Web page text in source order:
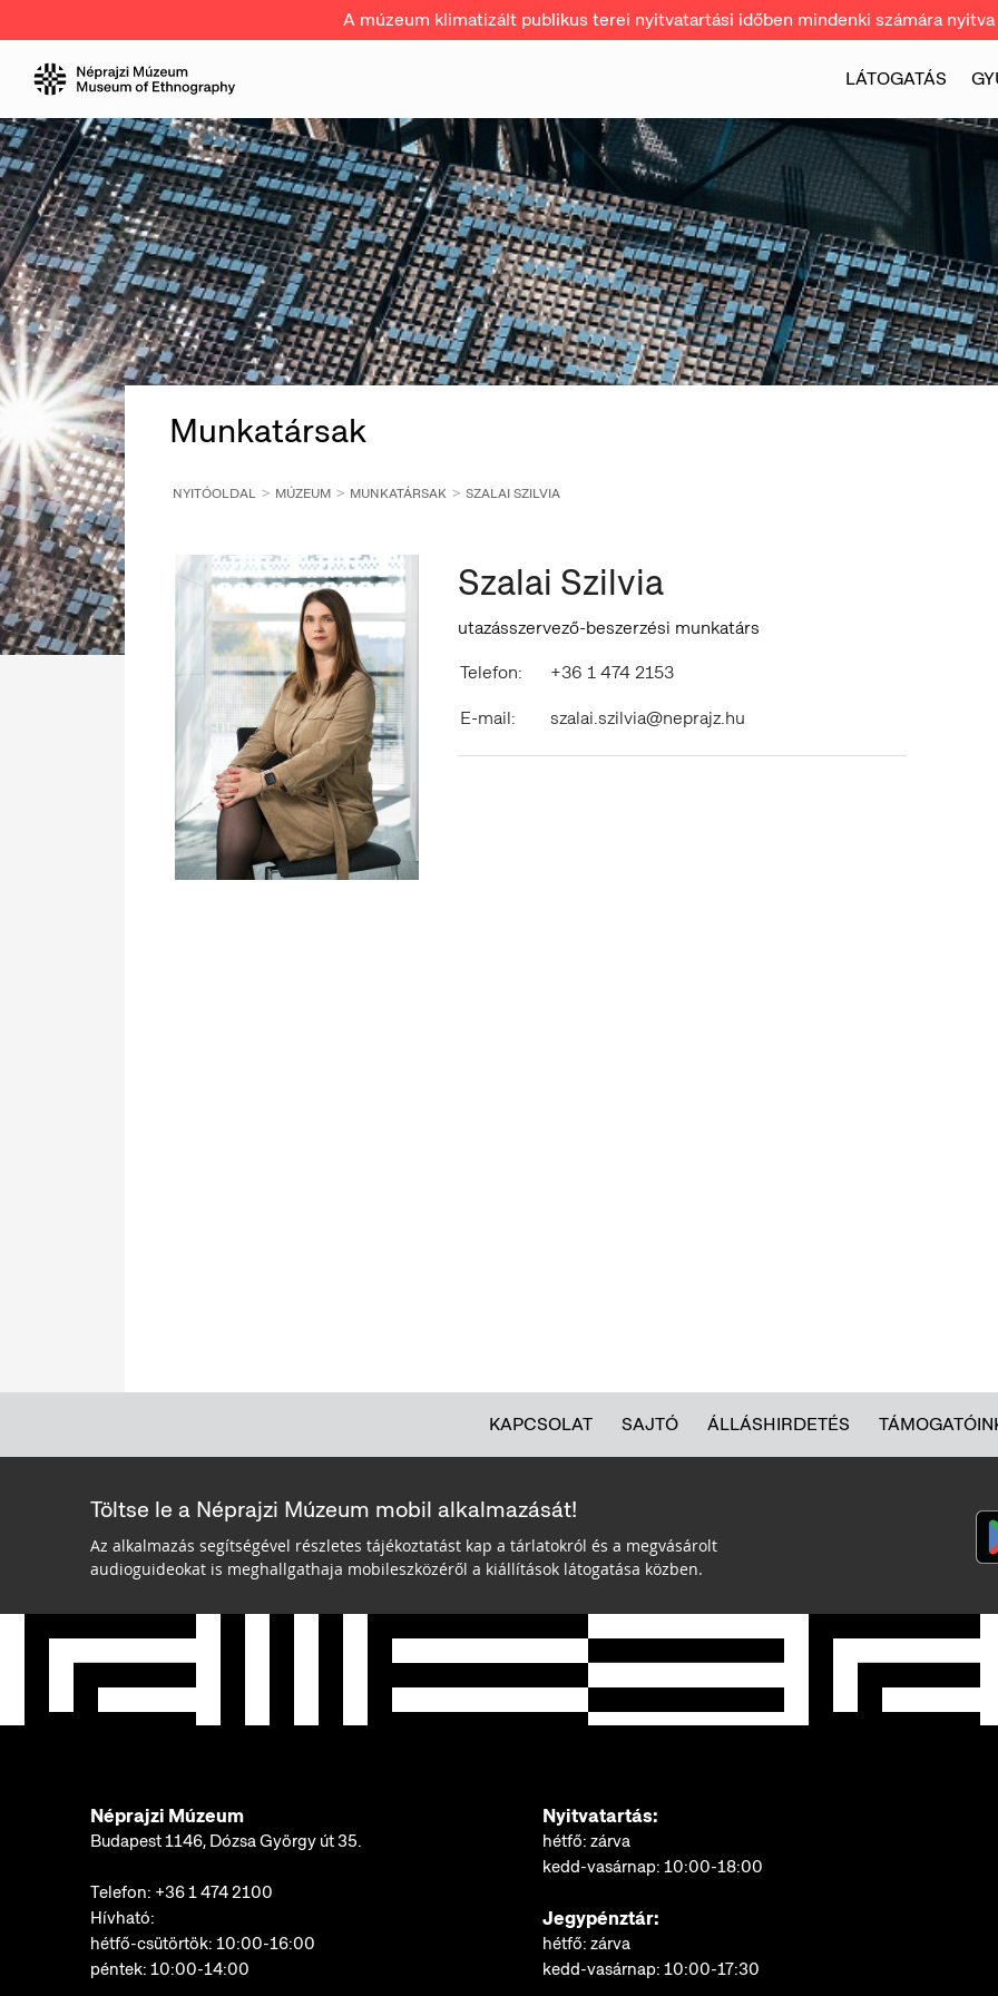
A múzeum klimatizált publikus terei nyitvatartási időben mindenki számára nyitva
LÁTOGATÁS
Munkatársak
NYITÓOLDAL MÚZEUM MUNKATÁRSAK SZALAI SZILVIA
Szalai Szilvia
utazásszervező-beszerzési munkatárs
Telefon:
+36 1 474 2153
E-mail:
szalai.szilvia@neprajz.hu
KAPCSOLAT SAJTÓ ÁLLÁSHIRDETÉS
Töltse le a Néprajzi Múzeum mobil alkalmazását!
Az alkalmazás segítségével részletes tájékoztatást kap a tárlatokról és a megvásárolt
audioguideokat is meghallgathaja mobileszközéről a kiállítások látogatása közben.
Néprajzi Múzeum
Budapest 1146, Dózsa György út 35.
Telefon: +36 1 474 2100
Hívható:
hétfő-csütörtök: 10:00-16:00
péntek: 10:00-14:00
Nyitvatartás:
hétfő: zárva
kedd-vasárnap: 10:00-18:00
Jegypénztár:
hétfő: zárva
kedd-vasárnap: 10:00-17:30